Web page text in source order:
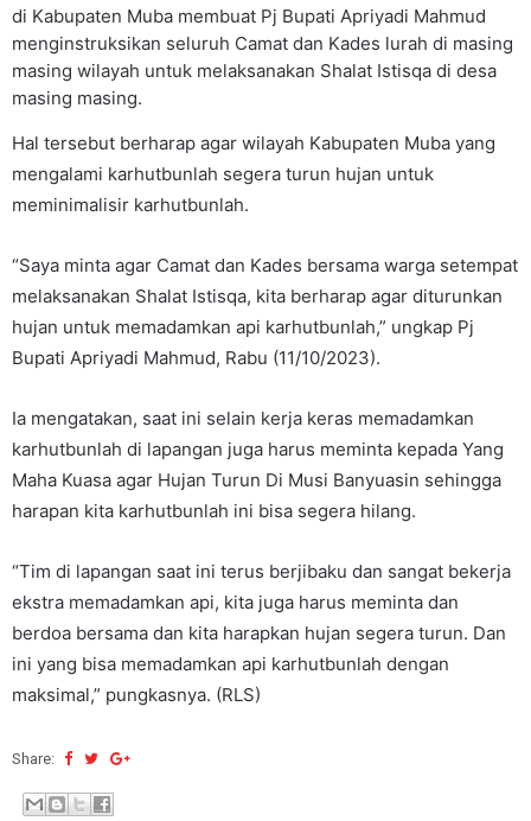
di Kabupaten Muba membuat Pj Bupati Apriyadi Mahmud
menginstruksikan seluruh Camat dan Kades lurah di masing
masing wilayah untuk melaksanakan Shalat Istisqa di desa
masing masing.
Hal tersebut berharap agar wilayah Kabupaten Muba yang
mengalami karhutbunlah segera turun hujan untuk
meminimalisir karhutbunlah.
“Saya minta agar Camat dan Kades bersama warga setempat
melaksanakan Shalat Istisqa, kita berharap agar diturunkan
hujan untuk memadamkan api karhutbunlah,” ungkap Pj
Bupati Apriyadi Mahmud, Rabu (11/10/2023).
Ia mengatakan, saat ini selain kerja keras memadamkan
karhutbunlah di lapangan juga harus meminta kepada Yang
Maha Kuasa agar Hujan Turun Di Musi Banyuasin sehingga
harapan kita karhutbunlah ini bisa segera hilang.
“Tim di lapangan saat ini terus berjibaku dan sangat bekerja
ekstra memadamkan api, kita juga harus meminta dan
berdoa bersama dan kita harapkan hujan segera turun. Dan
ini yang bisa memadamkan api karhutbunlah dengan
maksimal,” pungkasnya. (RLS)
Share: